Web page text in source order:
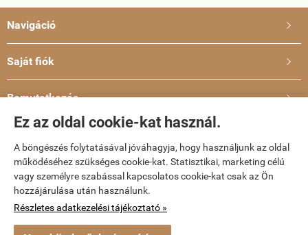
Ez az oldal cookie-kat használ.
A böngészés folytatásával jóváhagyja, hogy használjunk az oldal
működéséhez szükséges cookie-kat. Statisztikai, marketing célú
vagy személyre szabással kapcsolatos cookie-kat csak az Ön
hozzájárulása után használunk.
Részletes adatkezelési tájékoztató »
Navigáció 
Saját fiók 
Bemutatkozás 
dvd-bolt.hu -Kemény Gábor EV-ÁSZF-Adatkezelési tájékoztató
Webáruház készítés a StartÜzlettel.